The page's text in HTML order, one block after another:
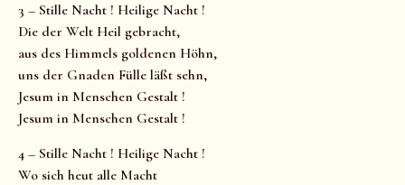
3 – Stille Nacht ! Heilige Nacht !
Die der Welt Heil gebracht,
aus des Himmels goldenen Höhn,
uns der Gnaden Fülle läßt sehn,
Jesum in Menschen Gestalt !
Jesum in Menschen Gestalt !
4 – Stille Nacht ! Heilige Nacht !
Wo sich heut alle Macht